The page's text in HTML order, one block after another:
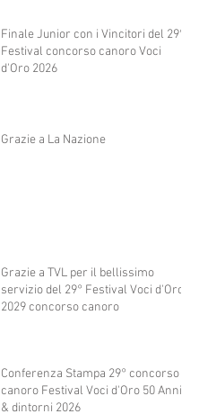
Finale Junior con i Vincitori del 29°
Festival concorso canoro Voci
d'Oro 2026
Grazie a La Nazione
Grazie a TVL per il bellissimo
servizio del 29° Festival Voci d'Oro
2029 concorso canoro
Conferenza Stampa 29° concorso
canoro Festival Voci d'Oro 50 Anni
& dintorni 2026